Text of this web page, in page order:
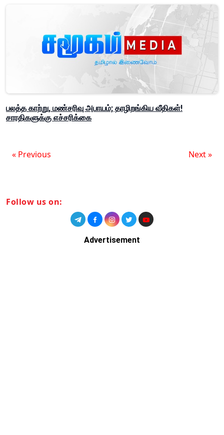
பலத்த காற்று, மண்சரிவு அபாயம்; தாழிறங்கிய வீதிகள்!
சாரதிகளுக்கு எச்சரிக்கை
« Previous Next »
Follow us on:
Advertisement